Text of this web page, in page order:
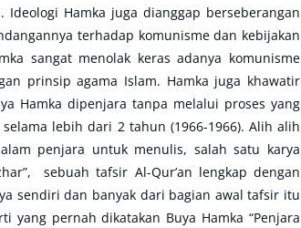
Hamka juga dianggap berseberangan
terhadap komunisme dan kebijakan
sangat menolak keras adanya komunisme
prinsip agama Islam. Hamka juga khawatir
Hamka dipenjara tanpa melalui proses yang
lebih dari 2 tahun (1966-1966). Alih alih
penjara untuk menulis, salah satu karya
sebuah tafsir Al-Qur’an lengkap dengan
sendiri dan banyak dari bagian awal tafsir itu
pernah dikatakan Buya Hamka “Penjara